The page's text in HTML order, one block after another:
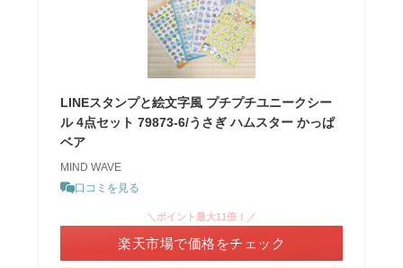
LINEスタンプと絵文字風 プチプチユニークシー
ル 4点セット 79873-6/うさぎ ハムスター かっぱ
ベア
MIND WAVE
口コミを見る
＼ポイント最大11倍！／
楽天市場で価格をチェック